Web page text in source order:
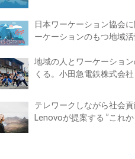
日本ワーケーション協会
ーケーションのもつ地域
地域の人とワーケーショ
くる。小田急電鉄株式会社
テレワークしながら社会貢
Lenovoが提案する ”これ